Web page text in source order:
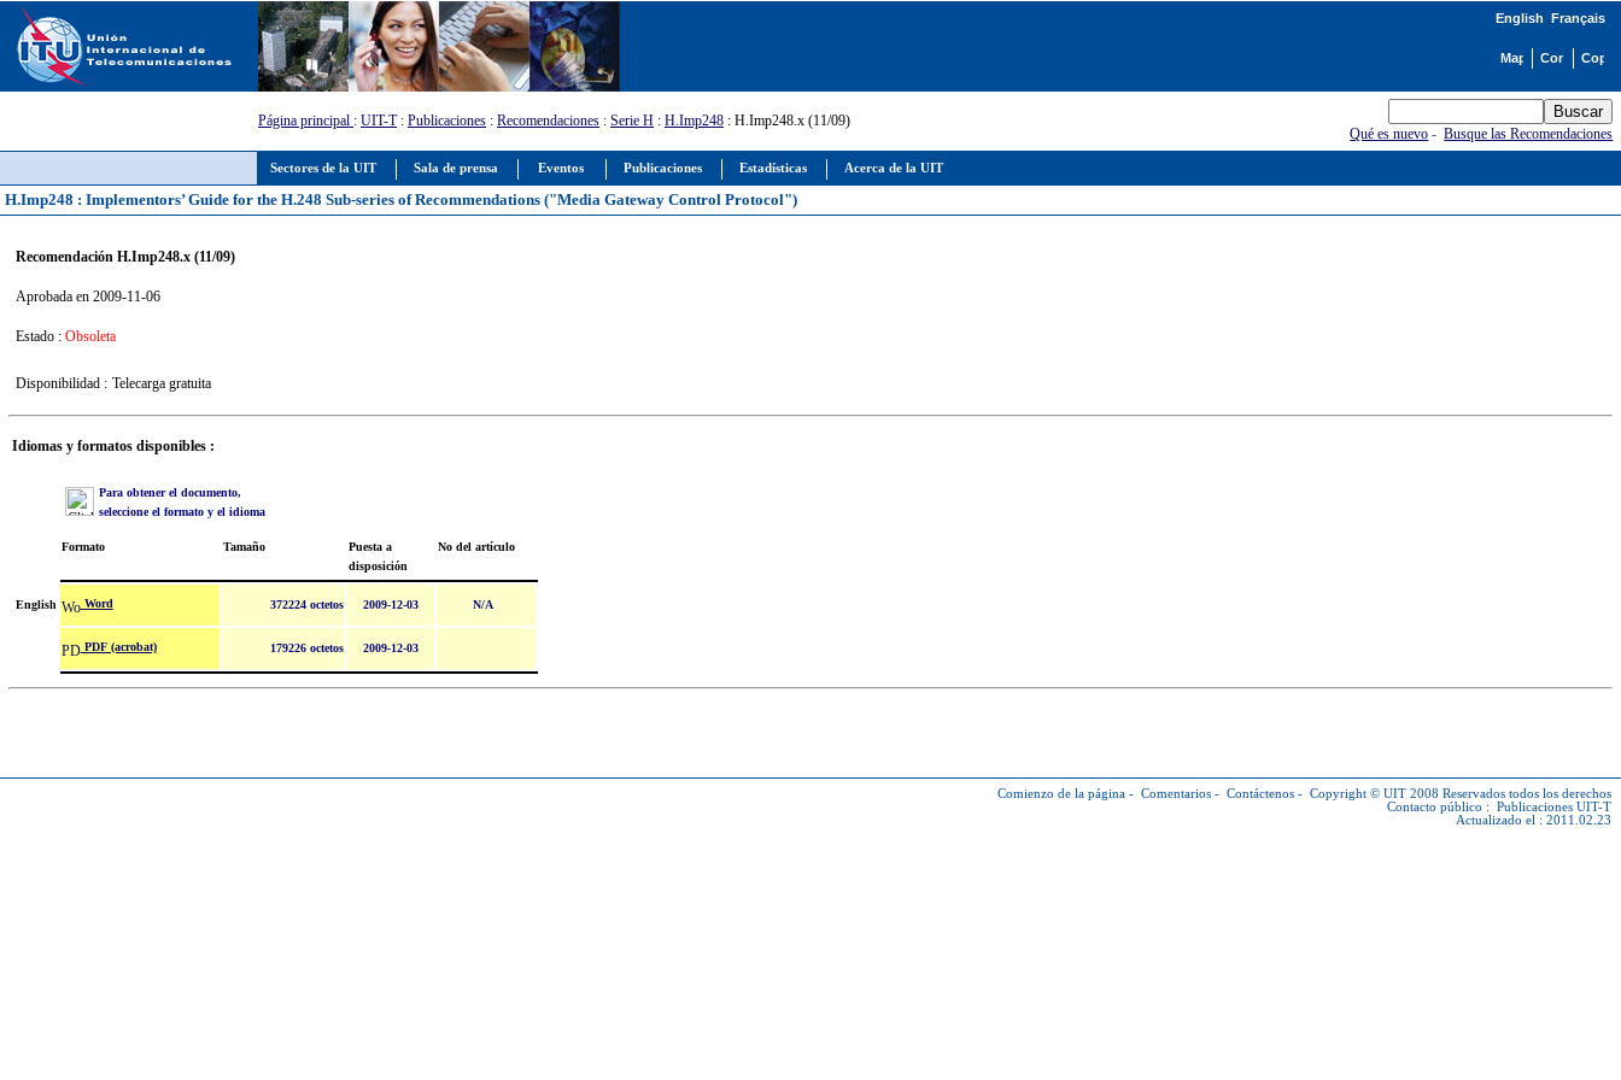
Sectores de la UIT Sala de prensa Eventos Publicaciones Estadísticas Acerca de la UIT
English Français
Página principal : UIT-T: Publicaciones : Recomendaciones : Serie H : H.Imp248 : H.Imp248.x (11/09)
Qué es nuevo -Busque las Recomendaciones
H.Imp248 : Implementors’ Guide for the H.248 Sub-series of Recommendations ("Media Gateway Control Protocol")
Recomendación H.Imp248.x (11/09)
Aprobada en 2009-11-06
Estado : Obsoleta
Disponibilidad : Telecarga gratuita
Idiomas y formatos disponibles :
Para obtener el documento,
seleccione el formato y el idioma
Formato Tamaño
Puesta a
disposición
No del artículo
English Word 372224 octetos 2009-12-03 N/A
PDF (acrobat) 179226 octetos 2009-12-03
Comienzo de la página - Comentarios - Contáctenos - Copyright © UIT 2008 Reservados todos los derechos
Contacto público : Publicaciones UIT-T
Actualizado el : 2011.02.23